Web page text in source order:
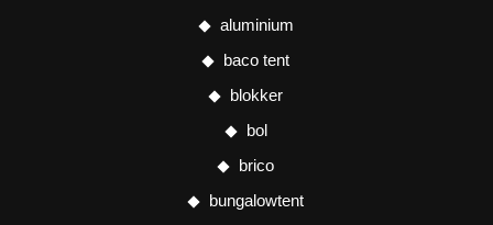
aluminium
baco tent
blokker
bol
brico
bungalowtent